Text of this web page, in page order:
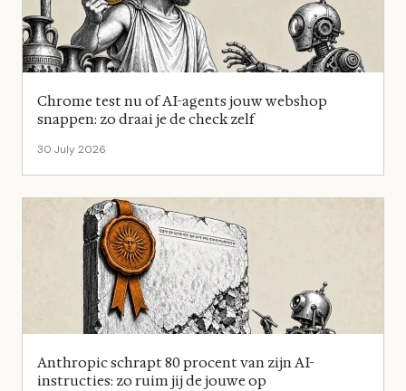
Chrome test nu of AI-agents jouw webshop
snappen: zo draai je de check zelf
30 July 2026
Anthropic schrapt 80 procent van zijn AI-
instructies: zo ruim jij de jouwe op